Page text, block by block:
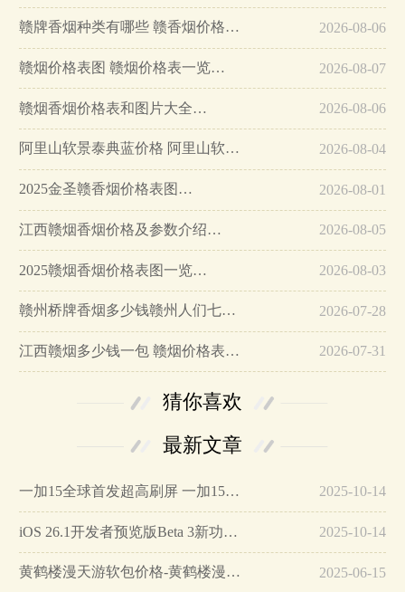
赣牌香烟种类有哪些 赣香烟价格多少钱一包… 2026-08-06
赣烟价格表图 赣烟价格表一览… 2026-08-07
赣烟香烟价格表和图片大全… 2026-08-06
阿里山软景泰典蓝价格 阿里山软景泰典蓝蓝莓爆珠价格… 2026-08-04
2025金圣赣香烟价格表图… 2026-08-01
江西赣烟香烟价格及参数介绍… 2026-08-05
2025赣烟香烟价格表图一览… 2026-08-03
赣州桥牌香烟多少钱赣州人们七八十年代的回忆… 2026-07-28
江西赣烟多少钱一包 赣烟价格表和图片大全(6款)… 2026-07-31
猜你喜欢
最新文章
一加15全球首发超高刷屏 一加15参数详细配置… 2025-10-14
iOS 26.1开发者预览版Beta 3新功能详解… 2025-10-14
黄鹤楼漫天游软包价格-黄鹤楼漫天游软包多少钱一盒… 2025-06-15